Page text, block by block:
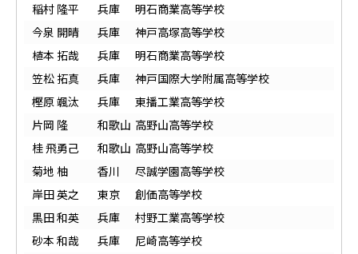
稲村 隆平
兵庫
明石商業高等学校
今泉 開晴
兵庫
神戸高塚高等学校
植本 拓哉
兵庫
明石商業高等学校
笠松 拓真
兵庫
神戸国際大学附属高等学校
樫原 颯汰
兵庫
東播工業高等学校
片岡 隆
和歌山 高野山高等学校
桂 飛勇己
和歌山 高野山高等学校
菊地 柚
香川
尽誠学園高等学校
岸田 英之
東京
創価高等学校
黒田 和英
兵庫
村野工業高等学校
砂本 和哉
兵庫
尼崎高等学校